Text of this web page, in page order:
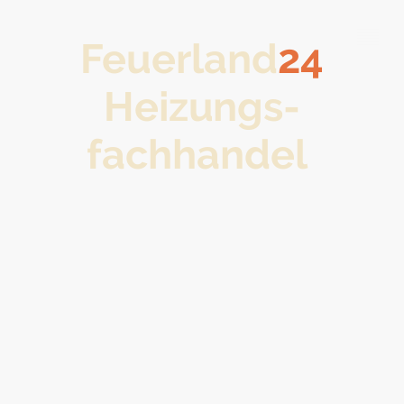
Feuerland24
Heizungs-
fachhandel